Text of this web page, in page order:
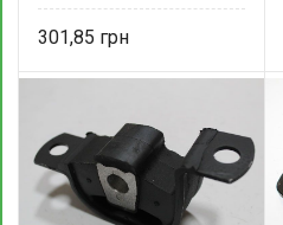
301,85